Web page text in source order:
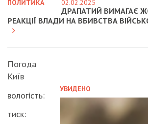
УВИДЕНО
ПОЛИТИКА 02.02.2025
ДРАПАТИЙ ВИМАГАЄ
РЕАКЦІЇ ВЛАДИ НА ВБИВСТВА
Погода
Київ
вологість:
тиск: